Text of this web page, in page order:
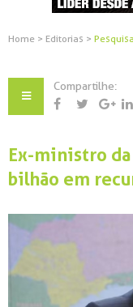
Home > Editorias >
Compartilhe:
Ex-ministro
bilhão em